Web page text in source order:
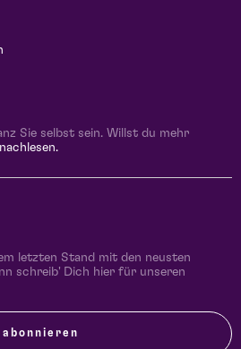
Sie selbst sein. Willst du mehr
letzten Stand mit den neusten
schreib' Dich hier für unseren
abonnieren